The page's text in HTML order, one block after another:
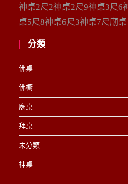
神桌2尺2神桌2尺9神桌3尺6
桌5尺8神桌6尺3神桌7尺廟
分類
佛桌
佛櫥
廟桌
拜桌
未分類
神桌